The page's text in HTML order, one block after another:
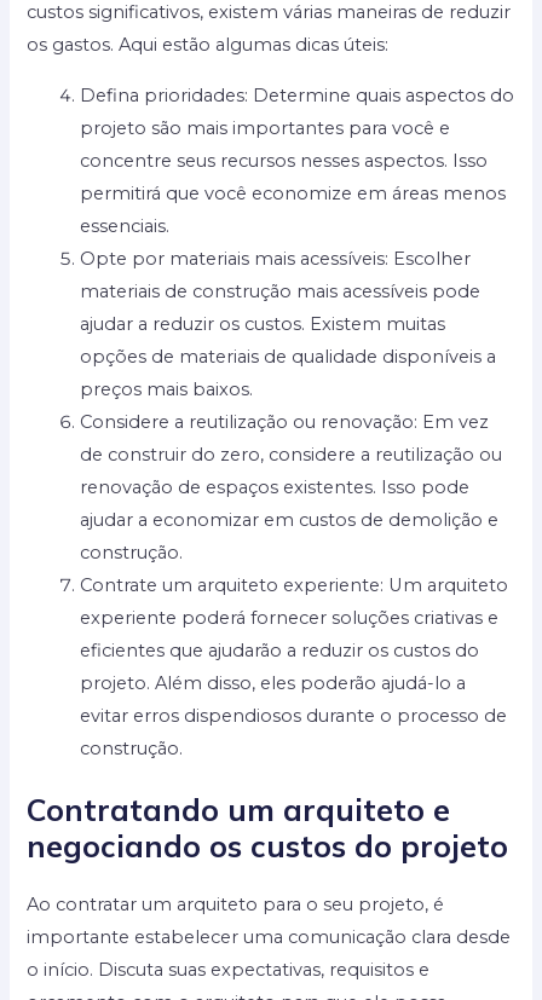
custos significativos, existem várias maneiras de reduzir
os gastos. Aqui estão algumas dicas úteis:
Defina prioridades: Determine quais aspectos do
projeto são mais importantes para você e
concentre seus recursos nesses aspectos. Isso
permitirá que você economize em áreas menos
essenciais.
Opte por materiais mais acessíveis: Escolher
materiais de construção mais acessíveis pode
ajudar a reduzir os custos. Existem muitas
opções de materiais de qualidade disponíveis a
preços mais baixos.
Considere a reutilização ou renovação: Em vez
de construir do zero, considere a reutilização ou
renovação de espaços existentes. Isso pode
ajudar a economizar em custos de demolição e
construção.
Contrate um arquiteto experiente: Um arquiteto
experiente poderá fornecer soluções criativas e
eficientes que ajudarão a reduzir os custos do
projeto. Além disso, eles poderão ajudá-lo a
evitar erros dispendiosos durante o processo de
construção.
Contratando um arquiteto e
negociando os custos do projeto
Ao contratar um arquiteto para o seu projeto, é
importante estabelecer uma comunicação clara desde
o início. Discuta suas expectativas, requisitos e